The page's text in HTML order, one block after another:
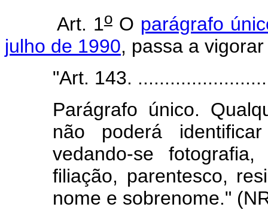
Art. 1oO parágrafo
julho de 1990, passa a
"Art. 143.
Parágrafo único.
não poderá
vedando-se
filiação, parentesco,
nome e sobrenome."